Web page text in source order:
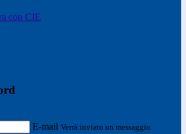
con CIE
E-mail Verrà inviato un messaggio